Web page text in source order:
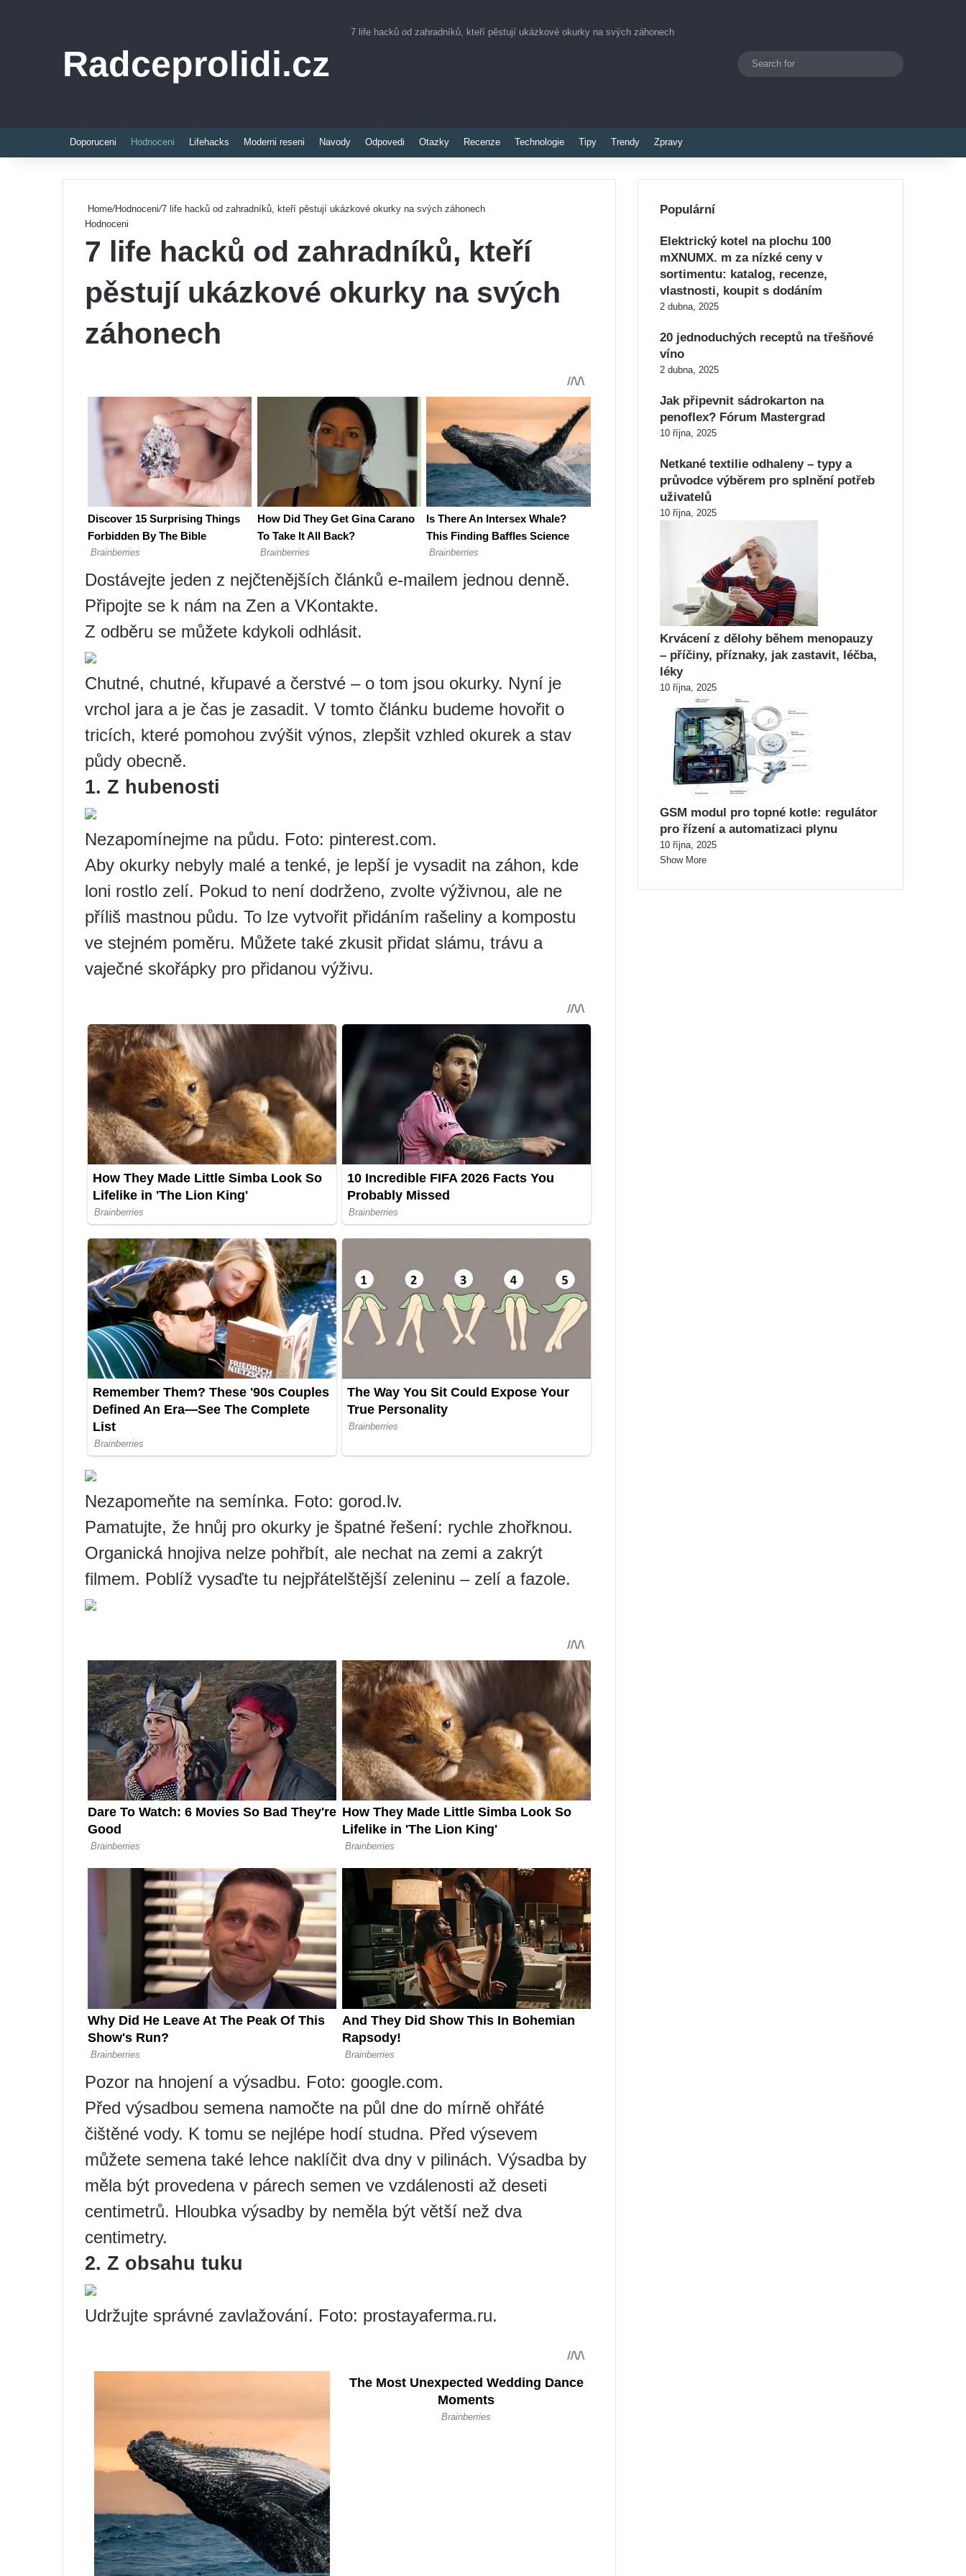
Radceprolidi.cz
7 life hacků od zahradníků, kteří pěstují ukázkové okurky na svých záhonech
Switch skin
Doporuceni Hodnoceni Lifehacks Moderni reseni Navody Odpovedi Otazky Recenze Technologie Tipy Trendy Zpravy
Home/Hodnoceni/7 life hacků od zahradníků, kteří pěstují ukázkové okurky na svých záhonech
Hodnoceni
7 life hacků od zahradníků, kteří
pěstují ukázkové okurky na svých
záhonech
Dostávejte jeden z nejčtenějších článků e-mailem jednou denně.
Připojte se k nám na Zen a VKontakte.
Z odběru se můžete kdykoli odhlásit.
Chutné, chutné, křupavé a čerstvé – o tom jsou okurky. Nyní je
vrchol jara a je čas je zasadit. V tomto článku budeme hovořit o
tricích, které pomohou zvýšit výnos, zlepšit vzhled okurek a stav
půdy obecně.
1. Z hubenosti
Nezapomínejme na půdu. Foto: pinterest.com.
Aby okurky nebyly malé a tenké, je lepší je vysadit na záhon, kde
loni rostlo zelí. Pokud to není dodrženo, zvolte výživnou, ale ne
příliš mastnou půdu. To lze vytvořit přidáním rašeliny a kompostu
ve stejném poměru. Můžete také zkusit přidat slámu, trávu a
vaječné skořápky pro přidanou výživu.
Nezapomeňte na semínka. Foto: gorod.lv.
Pamatujte, že hnůj pro okurky je špatné řešení: rychle zhořknou.
Organická hnojiva nelze pohřbít, ale nechat na zemi a zakrýt
filmem. Poblíž vysaďte tu nejpřátelštější zeleninu – zelí a fazole.
Pozor na hnojení a výsadbu. Foto: google.com.
Před výsadbou semena namočte na půl dne do mírně ohřáté
čištěné vody. K tomu se nejlépe hodí studna. Před výsevem
můžete semena také lehce naklíčit dva dny v pilinách. Výsadba by
měla být provedena v párech semen ve vzdálenosti až deseti
centimetrů. Hloubka výsadby by neměla být větší než dva
centimetry.
2. Z obsahu tuku
Udržujte správné zavlažování. Foto: prostayaferma.ru.
Populární
Elektrický kotel na plochu 100
mXNUMX. m za nízké ceny v
sortimentu: katalog, recenze,
vlastnosti, koupit s dodáním
2 dubna, 2025
20 jednoduchých receptů na třešňové
víno
2 dubna, 2025
Jak připevnit sádrokarton na
penoflex? Fórum Mastergrad
10 října, 2025
Netkané textilie odhaleny – typy a
průvodce výběrem pro splnění potřeb
uživatelů
10 října, 2025
Krvácení z dělohy během menopauzy
– příčiny, příznaky, jak zastavit, léčba,
léky
10 října, 2025
GSM modul pro topné kotle: regulátor
pro řízení a automatizaci plynu
10 října, 2025
Show More